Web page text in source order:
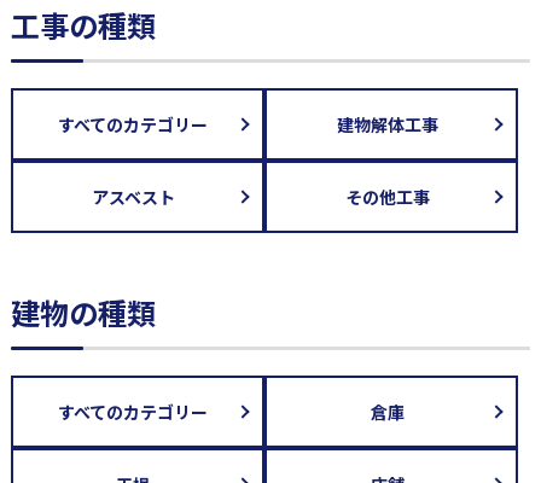
工事の種類
すべてのカテゴリー 建物解体工事
アスベスト その他工事
建物の種類
すべてのカテゴリー 倉庫